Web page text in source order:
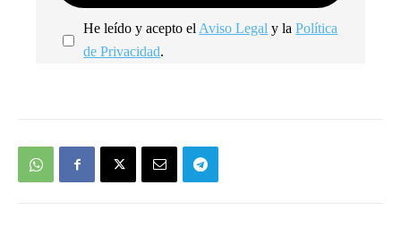
He leído y acepto el Aviso Legal y laPolítica
de Privacidad.